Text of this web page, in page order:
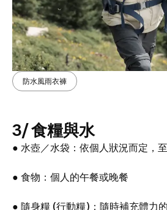
防水風雨衣褲
3/ 食糧與水
● 水壺／水袋：依個人狀況而定，
● 食物：個人的午餐或晚餐
● 隨身糧 (行動糧)：隨時補充體力